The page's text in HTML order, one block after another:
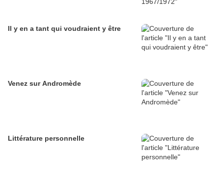
Il y en a tant qui voudraient y être
Venez sur Andromède
Littérature personnelle